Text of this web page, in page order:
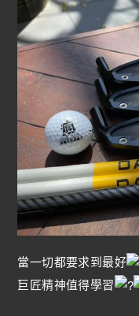
當一切都要求到最好
巨匠精神值得學習